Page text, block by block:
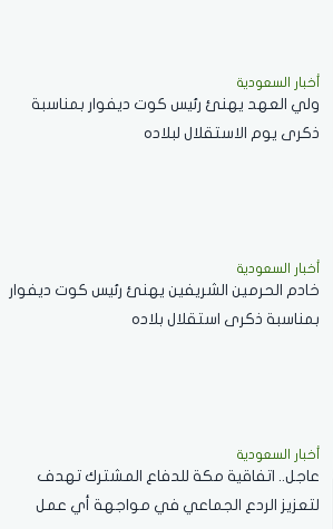
أخبار السعودية
ولي العهد يهنئ رئيس كوت ديفوار بمناسبة
ذكرى يوم الاستقلال لبلاده
أخبار السعودية
خادم الحرمين الشريفين يهنئ رئيس كوت ديفوار
بمناسبة ذكرى استقلال بلاده
أخبار السعودية
عاجل.. اتفاقية مكة للدفاع المشترك تهدف
لتعزيز الردع الجماعي في مواجهة أي عمل